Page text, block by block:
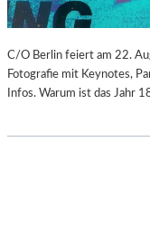
C/O Berlin feiert am 22.
Fotografie mit Keynotes,
Infos. Warum ist das Jahr